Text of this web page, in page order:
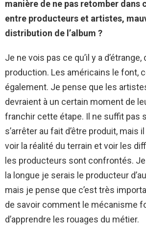
manière de ne pas retomber dans
entre producteurs et artistes,
distribution de l’album ?
Je ne vois pas ce qu’il y a d’étrange,
production. Les américains le font,
également. Je pense que les
devraient à un certain moment de
franchir cette étape. Il ne suffit pas
s’arrêter au fait d’être produit, mais
voir la réalité du terrain et voir les
les producteurs sont confrontés.
la longue je serais le producteur
mais je pense que c’est très
de savoir comment le mécanisme
d’apprendre les rouages du métier.